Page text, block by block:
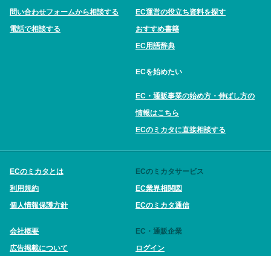
問い合わせフォームから相談する
電話で相談する
EC運営の役立ち資料を探す
おすすめ書籍
EC用語辞典
ECを始めたい
EC・通販事業の始め方・伸ばし方の
情報はこちら
ECのミカタに直接相談する
ECのミカタとは
利用規約
個人情報保護方針
会社概要
広告掲載について
ECのミカタサービス
EC業界相関図
ECのミカタ通信
EC・通販企業
ログイン